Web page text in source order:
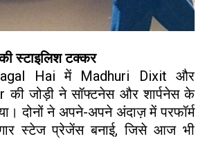
स्टाइलिश टक्कर
Hai में Madhuri Dixit और
की जोड़ी ने सॉफ्टनेस और शार्पनेस के
दोनों ने अपने-अपने अंदाज़ में परफॉर्म
स्टेज प्रेजेंस बनाई, जिसे आज भी